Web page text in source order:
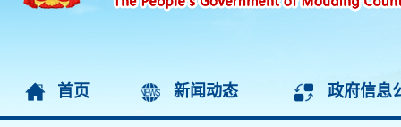
首页 新闻动态 政府信息